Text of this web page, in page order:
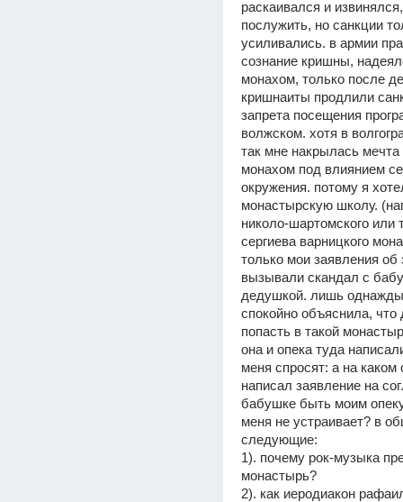
раскаивался и
послужить, но санкции
усиливались. в армии
сознание кришны,
монахом, только после
кришнаиты продлили
запрета посещения
волжском. хотя в
так мне накрылась мечта
монахом под влиянием
окружения. потому я
монастырскую школу.
николо-шартомского или
сергиева варницкого
только мои заявления об
вызывали скандал с
дедушкой. лишь
спокойно объяснила, что
попасть в такой
она и опека туда
меня спросят: а на каком
написал заявление на
бабушке быть моим
меня не устраивает? в
следующие:
1). почему рок-музыка
монастырь?
2). как иеродиакон